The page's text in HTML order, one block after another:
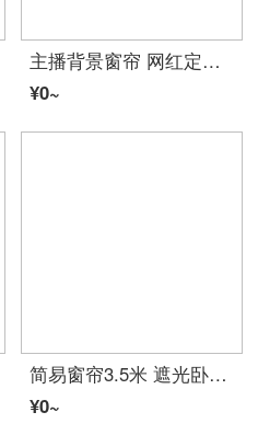
主播背景窗帘 网红定制公主款星空星星窗帘双层全遮光现代飘窗卧室客厅 定制每米含挂钩（要蝴蝶结联系客服） 灰色丽莎星星
¥0~
简易窗帘3.5米 遮光卧室风拼接网红客厅落地成品简约现代定制 流星麻-灰+黄 宽3*高2.7，打孔，一片
¥0~